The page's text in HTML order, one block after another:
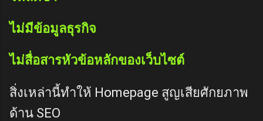
ไม่มีข้อมูลธุรกิจ
ไม่สื่อสารหัวข้อหลักของเว็บไซต์
สิ่งเหล่านี้ทำให้ Homepage สูญเสียศักยภาพ
ด้าน SEO